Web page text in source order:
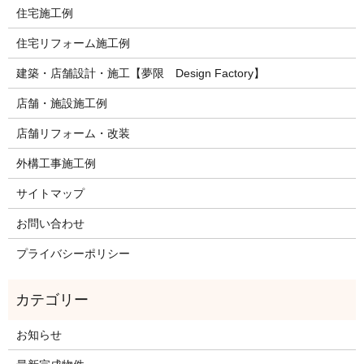
住宅施工例
住宅リフォーム施工例
建築・店舗設計・施工【夢限 Design Factory】
店舗・施設施工例
店舗リフォーム・改装
外構工事施工例
サイトマップ
お問い合わせ
プライバシーポリシー
お知らせ